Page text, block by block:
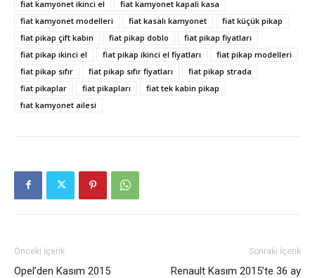
fiat kamyonet ikinci el
fiat kamyonet kapali kasa
fiat kamyonet modelleri
fiat kasalı kamyonet
fiat küçük pikap
fiat pikap çift kabin
fiat pikap doblo
fiat pikap fiyatları
fiat pikap ikinci el
fiat pikap ikinci el fiyatları
fiat pikap modelleri
fiat pikap sıfır
fiat pikap sıfır fiyatları
fiat pikap strada
fiat pikaplar
fiat pikapları
fiat tek kabin pikap
fıat kamyonet ailesi
Önceki İçerik
Opel’den Kasım 2015
Sonraki İçerik
Renault Kasım 2015’te 36 ay